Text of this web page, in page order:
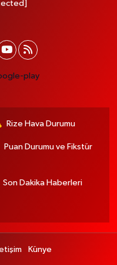
Rize Hava Durumu
Puan Durumu ve Fikstür
Son Dakika Haberleri
Künye